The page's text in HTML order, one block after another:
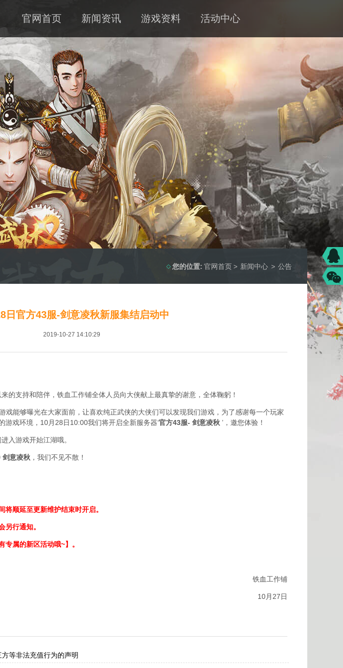
官网首页 新闻资讯 游戏资料 活动中心
您的位置: 官网首页> 新闻中心 > 公告
日官方43服-剑意凌秋新服集结启动中
2019-10-27 14:10:29
的支持和陪伴，铁血工作铺全体人员向大侠献上最真挚的谢意，全体鞠躬！
戏能够曝光在大家面前，让喜欢纯正武侠的大侠们可以发现我们游戏，为了感谢每一个玩家
戏环境，10月28日10:00我们将开启全新服务器‘官方43服- 剑意凌秋 ’，邀您体验！
入游戏开始江湖哦。
剑意凌秋 ，我们不见不散！
顺延至更新维护结束时开启。
另行通知。
属的新区活动哦~】。
铁血工作铺
10月27日
等非法充值行为的声明
公告
资料 攻略
下载 客服